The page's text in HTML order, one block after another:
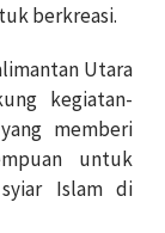
berkreasi.
Utara
kegiatan-
memberi
untuk
Islam di